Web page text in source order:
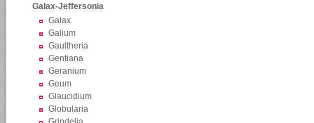
Galax-Jeffersonia
Galax
Galium
Gaultheria
Gentiana
Geranium
Geum
Glaucidium
Globularia